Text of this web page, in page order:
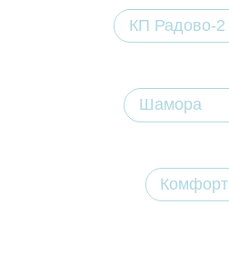
КП Радово-2
Шамора
Комфорт